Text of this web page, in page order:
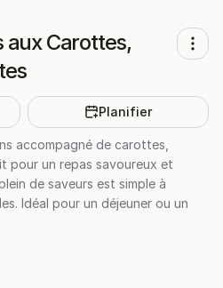
aux Carottes,
Planifier
accompagné de carottes,
pour un repas savoureux et
de saveurs est simple à
Idéal pour un déjeuner ou un